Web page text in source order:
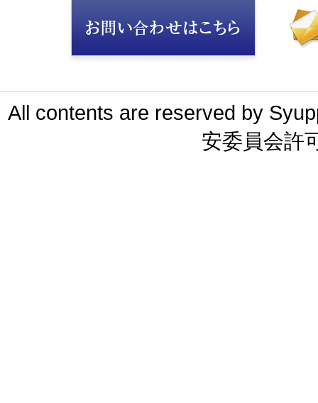
All contents are reserved by
安委員会許